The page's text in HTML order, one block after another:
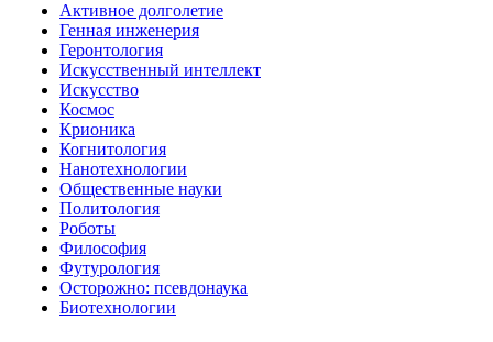
Активное долголетие
Генная инженерия
Геронтология
Искусственный интеллект
Искусство
Космос
Крионика
Когнитология
Нанотехнологии
Общественные науки
Политология
Роботы
Философия
Футурология
Осторожно: псевдонаука
Биотехнологии